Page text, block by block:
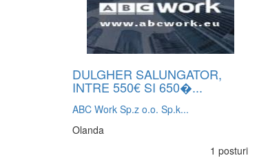
DULGHER SALUNGATOR,
INTRE 550€ SI 650�...
ABC Work Sp.z o.o. Sp.k...
Olanda
1 posturi